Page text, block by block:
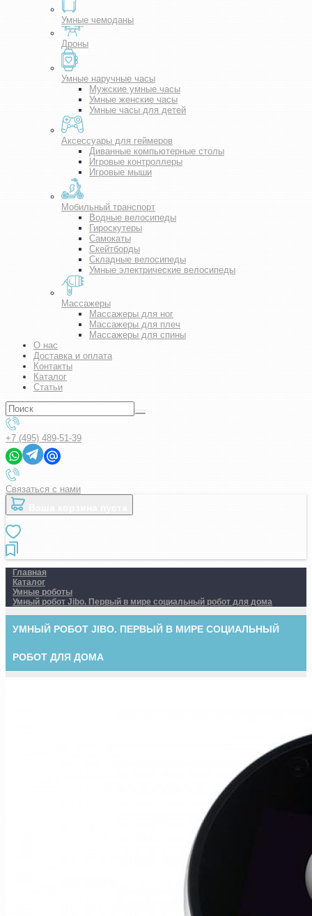
Умные чемоданы
Дроны
Умные наручные часы
Мужские умные часы
Умные женские часы
Умные часы для детей
Аксессуары для геймеров
Диванные компьютерные столы
Игровые контроллеры
Игровые мыши
Мобильный транспорт
Водные велосипеды
Гироскутеры
Самокаты
Скейтборды
Складные велосипеды
Умные электрические велосипеды
Массажеры
Массажеры для ног
Массажеры для плеч
Массажеры для спины
О нас
Доставка и оплата
Контакты
Каталог
Статьи
+7 (495) 489-51-39
Связаться с нами
Главная
Каталог
Умные роботы
Умный робот Jibo. Первый в мире социальный робот для дома
УМНЫЙ РОБОТ JIBO. ПЕРВЫЙ В МИРЕ СОЦИАЛЬНЫЙ
РОБОТ ДЛЯ ДОМА